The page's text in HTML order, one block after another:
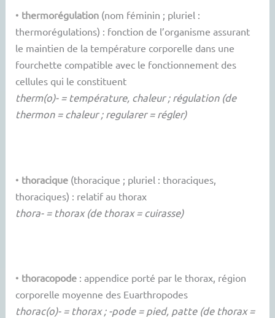
• thermorégulation (nom féminin ; pluriel :
thermorégulations) : fonction de l’organisme assurant
le maintien de la température corporelle dans une
fourchette compatible avec le fonctionnement des
cellules qui le constituent
therm(o)- = température, chaleur ; régulation (de
thermon = chaleur ; regularer = régler)
• thoracique (thoracique ; pluriel : thoraciques,
thoraciques) : relatif au thorax
thora- = thorax (de thorax = cuirasse)
• thoracopode : appendice porté par le thorax, région
corporelle moyenne des Euarthropodes
thorac(o)- = thorax ; -pode = pied, patte (de thorax =